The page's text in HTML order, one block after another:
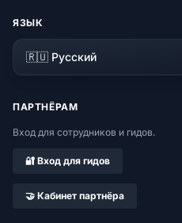
ЯЗЫК
ПАРТНЁРАМ
Вход для сотрудников и гидов.
🔐 Вход для гидов
🤝 Кабинет партнёра